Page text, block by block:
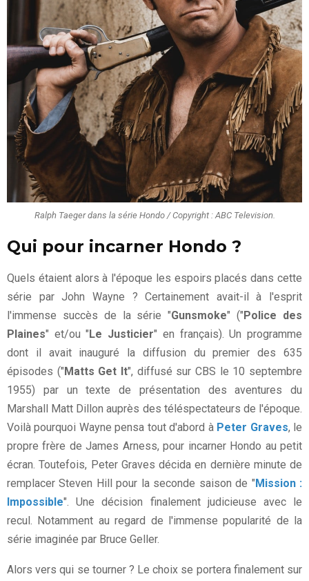
Ralph Taeger dans la série Hondo / Copyright : ABC Television.
Qui pour incarner Hondo ?
Quels étaient alors à l'époque les espoirs placés dans cette
série par John Wayne ? Certainement avait-il à l'esprit
l'immense succès de la série "Gunsmoke" ("Police des
Plaines" et/ou "Le Justicier" en français). Un programme
dont il avait inauguré la diffusion du premier des 635
épisodes ("Matts Get It", diffusé sur CBS le 10 septembre
1955) par un texte de présentation des aventures du
Marshall Matt Dillon auprès des téléspectateurs de l'époque.
Voilà pourquoi Wayne pensa tout d'abord à Peter Graves, le
propre frère de James Arness, pour incarner Hondo au petit
écran. Toutefois, Peter Graves décida en dernière minute de
remplacer Steven Hill pour la seconde saison de "Mission :
Impossible". Une décision finalement judicieuse avec le
recul. Notamment au regard de l'immense popularité de la
série imaginée par Bruce Geller.
Alors vers qui se tourner ? Le choix se portera finalement sur